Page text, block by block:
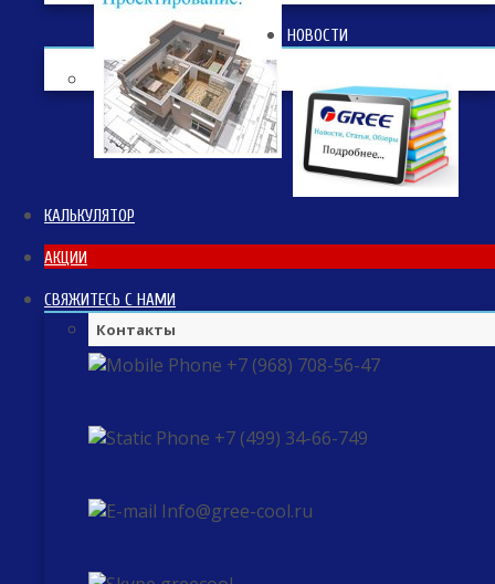
НОВОСТИ
КАЛЬКУЛЯТОР
АКЦИИ
СВЯЖИТЕСЬ С НАМИ
Контакты
+7 (968) 708-56-47
+7 (499) 34-66-749
Info@gree-cool.ru